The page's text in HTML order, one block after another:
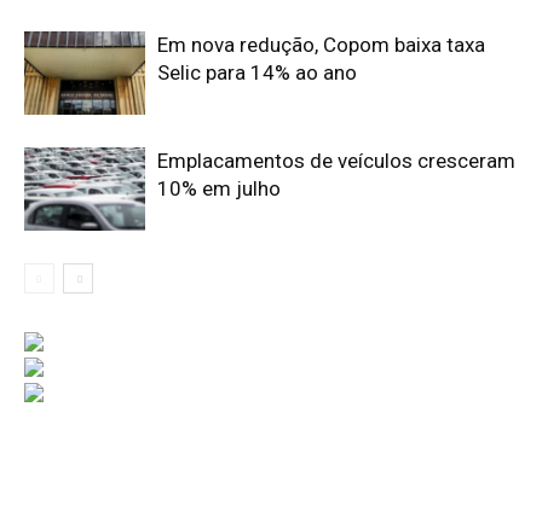
Em nova redução, Copom baixa taxa
Selic para 14% ao ano
Emplacamentos de veículos cresceram
10% em julho